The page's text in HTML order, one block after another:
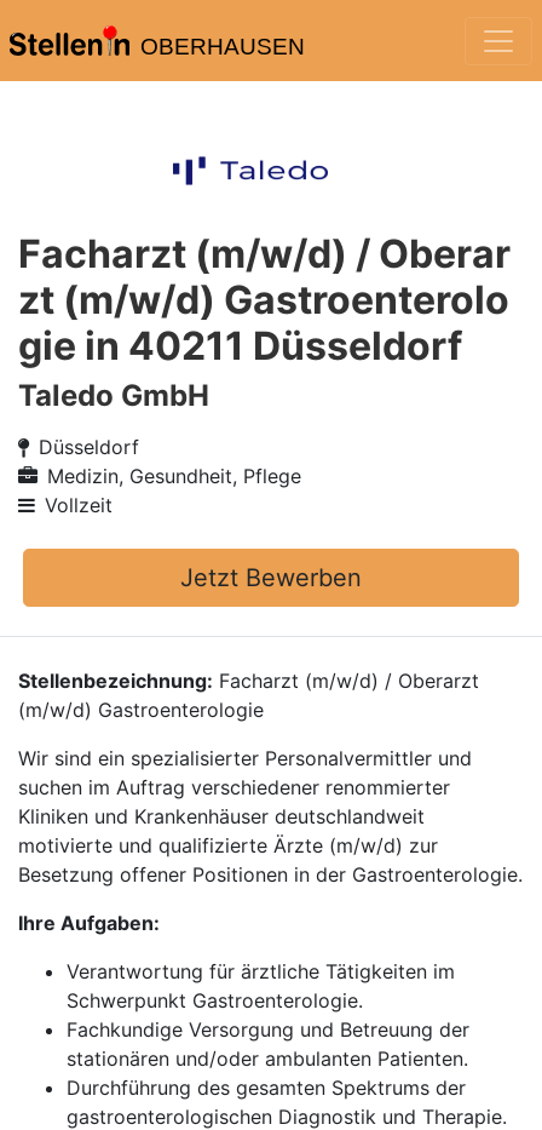
OBERHAUSEN
Facharzt (m/w/d) / Oberar
zt (m/w/d) Gastroenterolo
gie in 40211 Düsseldorf
Taledo GmbH
Düsseldorf
Medizin, Gesundheit, Pflege
Vollzeit
Jetzt Bewerben
Stellenbezeichnung: Facharzt (m/w/d) / Oberarzt
(m/w/d) Gastroenterologie
Wir sind ein spezialisierter Personalvermittler und
suchen im Auftrag verschiedener renommierter
Kliniken und Krankenhäuser deutschlandweit
motivierte und qualifizierte Ärzte (m/w/d) zur
Besetzung offener Positionen in der Gastroenterologie.
Ihre Aufgaben:
Verantwortung für ärztliche Tätigkeiten im
Schwerpunkt Gastroenterologie.
Fachkundige Versorgung und Betreuung der
stationären und/oder ambulanten Patienten.
Durchführung des gesamten Spektrums der
gastroenterologischen Diagnostik und Therapie.